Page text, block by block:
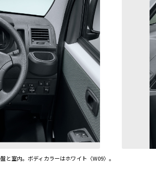
室内。ボディカラーはホワイト〈W09〉。